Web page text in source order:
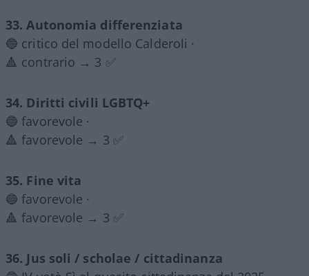
33. Autonomia differenziata
🔵 critico del modello Calderoli ·
🔺 contrario → 3 ✅
34. Diritti civili LGBTQ+
🔵 favorevole ·
🔺 favorevole → 3 ✅
35. Fine vita
🔵 favorevole ·
🔺 favorevole → 3 ✅
36. Jus soli / scholae / cittadinanza